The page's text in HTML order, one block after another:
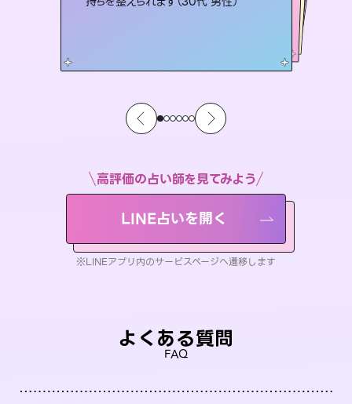
高評価の占い師を見てみよう
LINE占いを開く
※LINEアプリ内のサービスページへ遷移します
よくある質問
FAQ